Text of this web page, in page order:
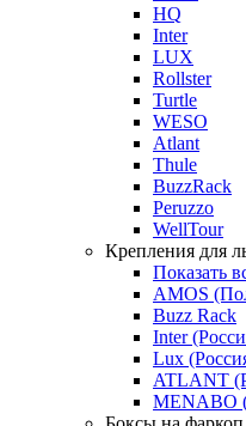
HQ
Inter
LUX
Rollster
Turtle
WESO
Atlant
Thule
BuzzRack
Peruzzo
WellTour
Крепления для
Показать
AMOS
Buzz Rack
Inter
Lux
ATLANT
MENABO